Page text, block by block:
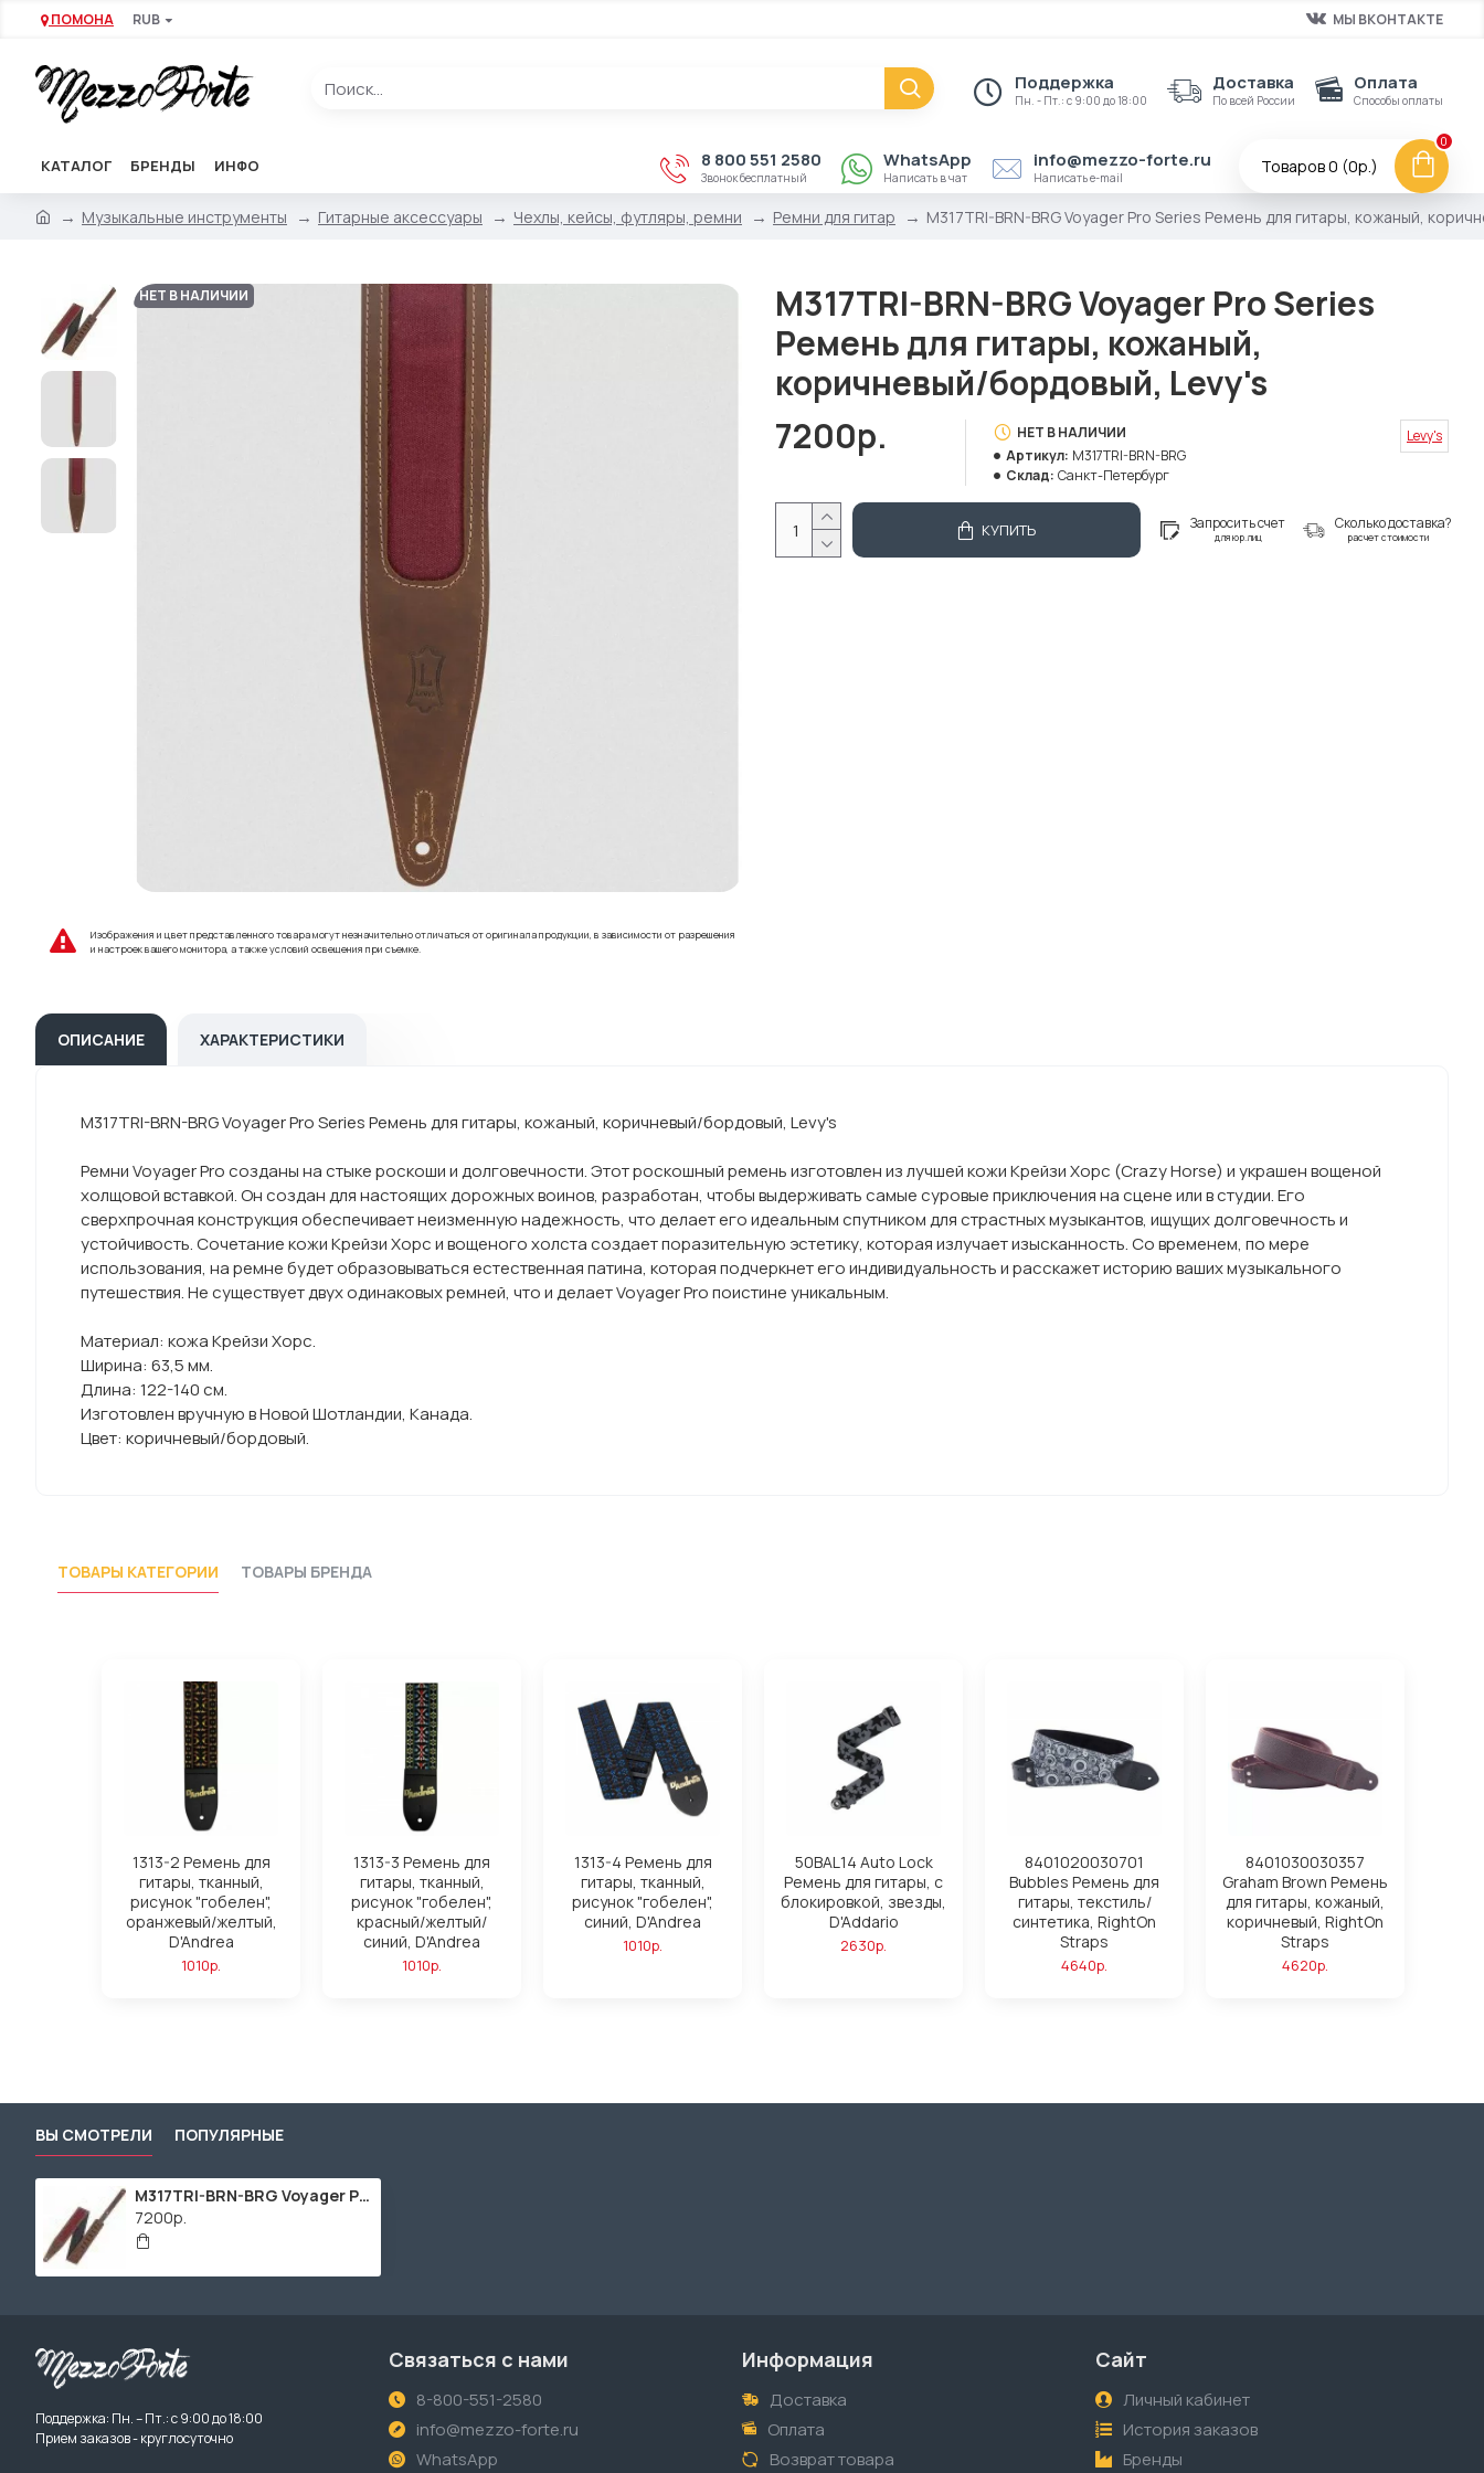
ПОМОНА RUB МЫ ВКОНТАКТЕ
Поддержка
Пн. - Пт.: с 9:00 до 18:00
Доставка
По всей России
Оплата
Способы оплаты
КАТАЛОГ БРЕНДЫ ИНФО 8 800 551 2580
Звонок бесплатный
WhatsApp
Написать в чат
info@mezzo-forte.ru
Написать e-mail
Товаров 0 (0р.)
0
Музыкальные инструменты Гитарные аксессуары Чехлы, кейсы, футляры, ремни Ремни для гитар M317TRI-BRN-BRG Voyager Pro Series Ремень для гитары, кожаный,
НЕТ В НАЛИЧИИ
Изображения и цвет представленного товара могут незначительно отличаться от оригинала продукции, в зависимости от разрешения
и настроек вашего монитора, а также условий освещения при съемке.
M317TRI-BRN-BRG Voyager Pro Series
Ремень для гитары, кожаный,
коричневый/бордовый, Levy's
7200р.
НЕТ В НАЛИЧИИ
Артикул: M317TRI-BRN-BRG
Склад: Санкт-Петербург
Levy's
КУПИТЬ Запросить счет
для юр.лиц
Сколько доставка?
расчет стоимости
ОПИСАНИЕ ХАРАКТЕРИСТИКИ
M317TRI-BRN-BRG Voyager Pro Series Ремень для гитары, кожаный, коричневый/бордовый, Levy's
Ремни Voyager Pro созданы на стыке роскоши и долговечности. Этот роскошный ремень изготовлен из лучшей кожи Крейзи Хорс (Crazy Horse) и украшен вощеной
холщовой вставкой. Он создан для настоящих дорожных воинов, разработан, чтобы выдерживать самые суровые приключения на сцене или в студии. Его
сверхпрочная конструкция обеспечивает неизменную надежность, что делает его идеальным спутником для страстных музыкантов, ищущих долговечность и
устойчивость. Сочетание кожи Крейзи Хорс и вощеного холста создает поразительную эстетику, которая излучает изысканность. Со временем, по мере
использования, на ремне будет образовываться естественная патина, которая подчеркнет его индивидуальность и расскажет историю ваших музыкального
путешествия. Не существует двух одинаковых ремней, что и делает Voyager Pro поистине уникальным.
Материал: кожа Крейзи Хорс.
Ширина: 63,5 мм.
Длина: 122-140 см.
Изготовлен вручную в Новой Шотландии, Канада.
Цвет: коричневый/бордовый.
ТОВАРЫ КАТЕГОРИИ ТОВАРЫ БРЕНДА
1313-2 Ремень для
гитары, тканный,
рисунок "гобелен",
оранжевый/желтый,
D'Andrea
1010р.
1313-3 Ремень для
гитары, тканный,
рисунок "гобелен",
красный/желтый/
синий, D'Andrea
1010р.
1313-4 Ремень для
гитары, тканный,
рисунок "гобелен",
синий, D'Andrea
1010р.
50BAL14 Auto Lock
Ремень для гитары, с
блокировкой, звезды,
D'Addario
2630р.
8401020030701
Bubbles Ремень для
гитары, текстиль/
синтетика, RightOn
Straps
4640р.
8401030030357
Graham Brown Ремень
для гитары, кожаный,
коричневый, RightOn
Straps
4620р.
ВЫ СМОТРЕЛИ ПОПУЛЯРНЫЕ
M317TRI-BRN-BRG Voyager Pro Series Ремень для гитары, кожаный, коричневый/бордовый, Levy's
7200р.
Поддержка: Пн. – Пт.: с 9:00 до 18:00
Прием заказов - круглосуточно
Связаться с нами
8-800-551-2580
info@mezzo-forte.ru
WhatsApp
Информация
Доставка
Оплата
Возврат товара
Сайт
Личный кабинет
История заказов
Бренды